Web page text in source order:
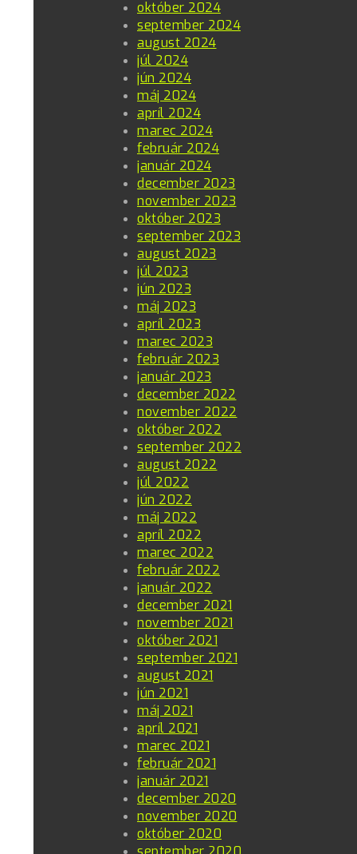
október 2024
september 2024
august 2024
júl 2024
jún 2024
máj 2024
apríl 2024
marec 2024
február 2024
január 2024
december 2023
november 2023
október 2023
september 2023
august 2023
júl 2023
jún 2023
máj 2023
apríl 2023
marec 2023
február 2023
január 2023
december 2022
november 2022
október 2022
september 2022
august 2022
júl 2022
jún 2022
máj 2022
apríl 2022
marec 2022
február 2022
január 2022
december 2021
november 2021
október 2021
september 2021
august 2021
jún 2021
máj 2021
apríl 2021
marec 2021
február 2021
január 2021
december 2020
november 2020
október 2020